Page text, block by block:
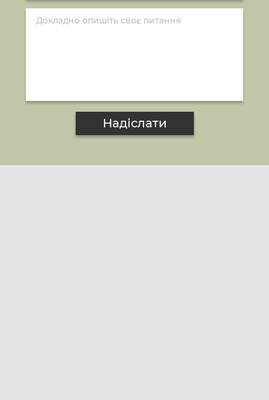
Надіслати